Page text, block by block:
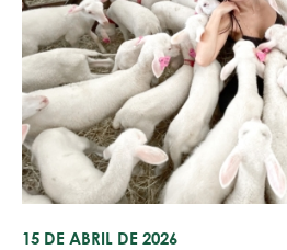
15 DE ABRIL DE 2026